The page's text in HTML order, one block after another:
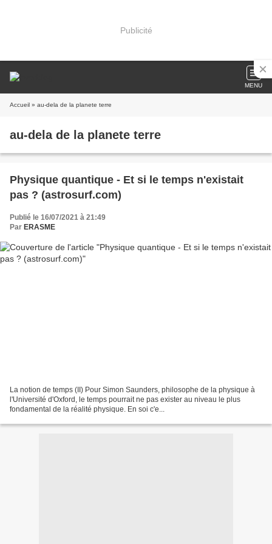
Publicité
MENU
Accueil » au-dela de la planete terre
au-dela de la planete terre
Physique quantique - Et si le temps n'existait
pas ? (astrosurf.com)
Publié le 16/07/2021 à 21:49
Par ERASME
La notion de temps (II) Pour Simon Saunders, philosophe de la physique à
l'Université d'Oxford, le temps pourrait ne pas exister au niveau le plus
fondamental de la réalité physique. En soi c'e...